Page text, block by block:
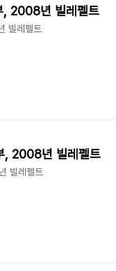
, 2008년 빌레펠트
빌레펠트
, 2008년 빌레펠트
빌레펠트